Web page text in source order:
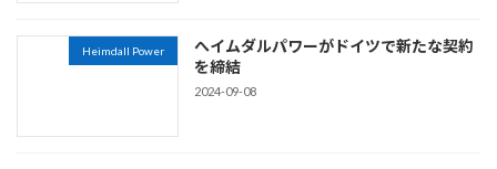
Heimdall Power
へイムダルパワーがドイツで新たな契約
を締結
2024-09-08